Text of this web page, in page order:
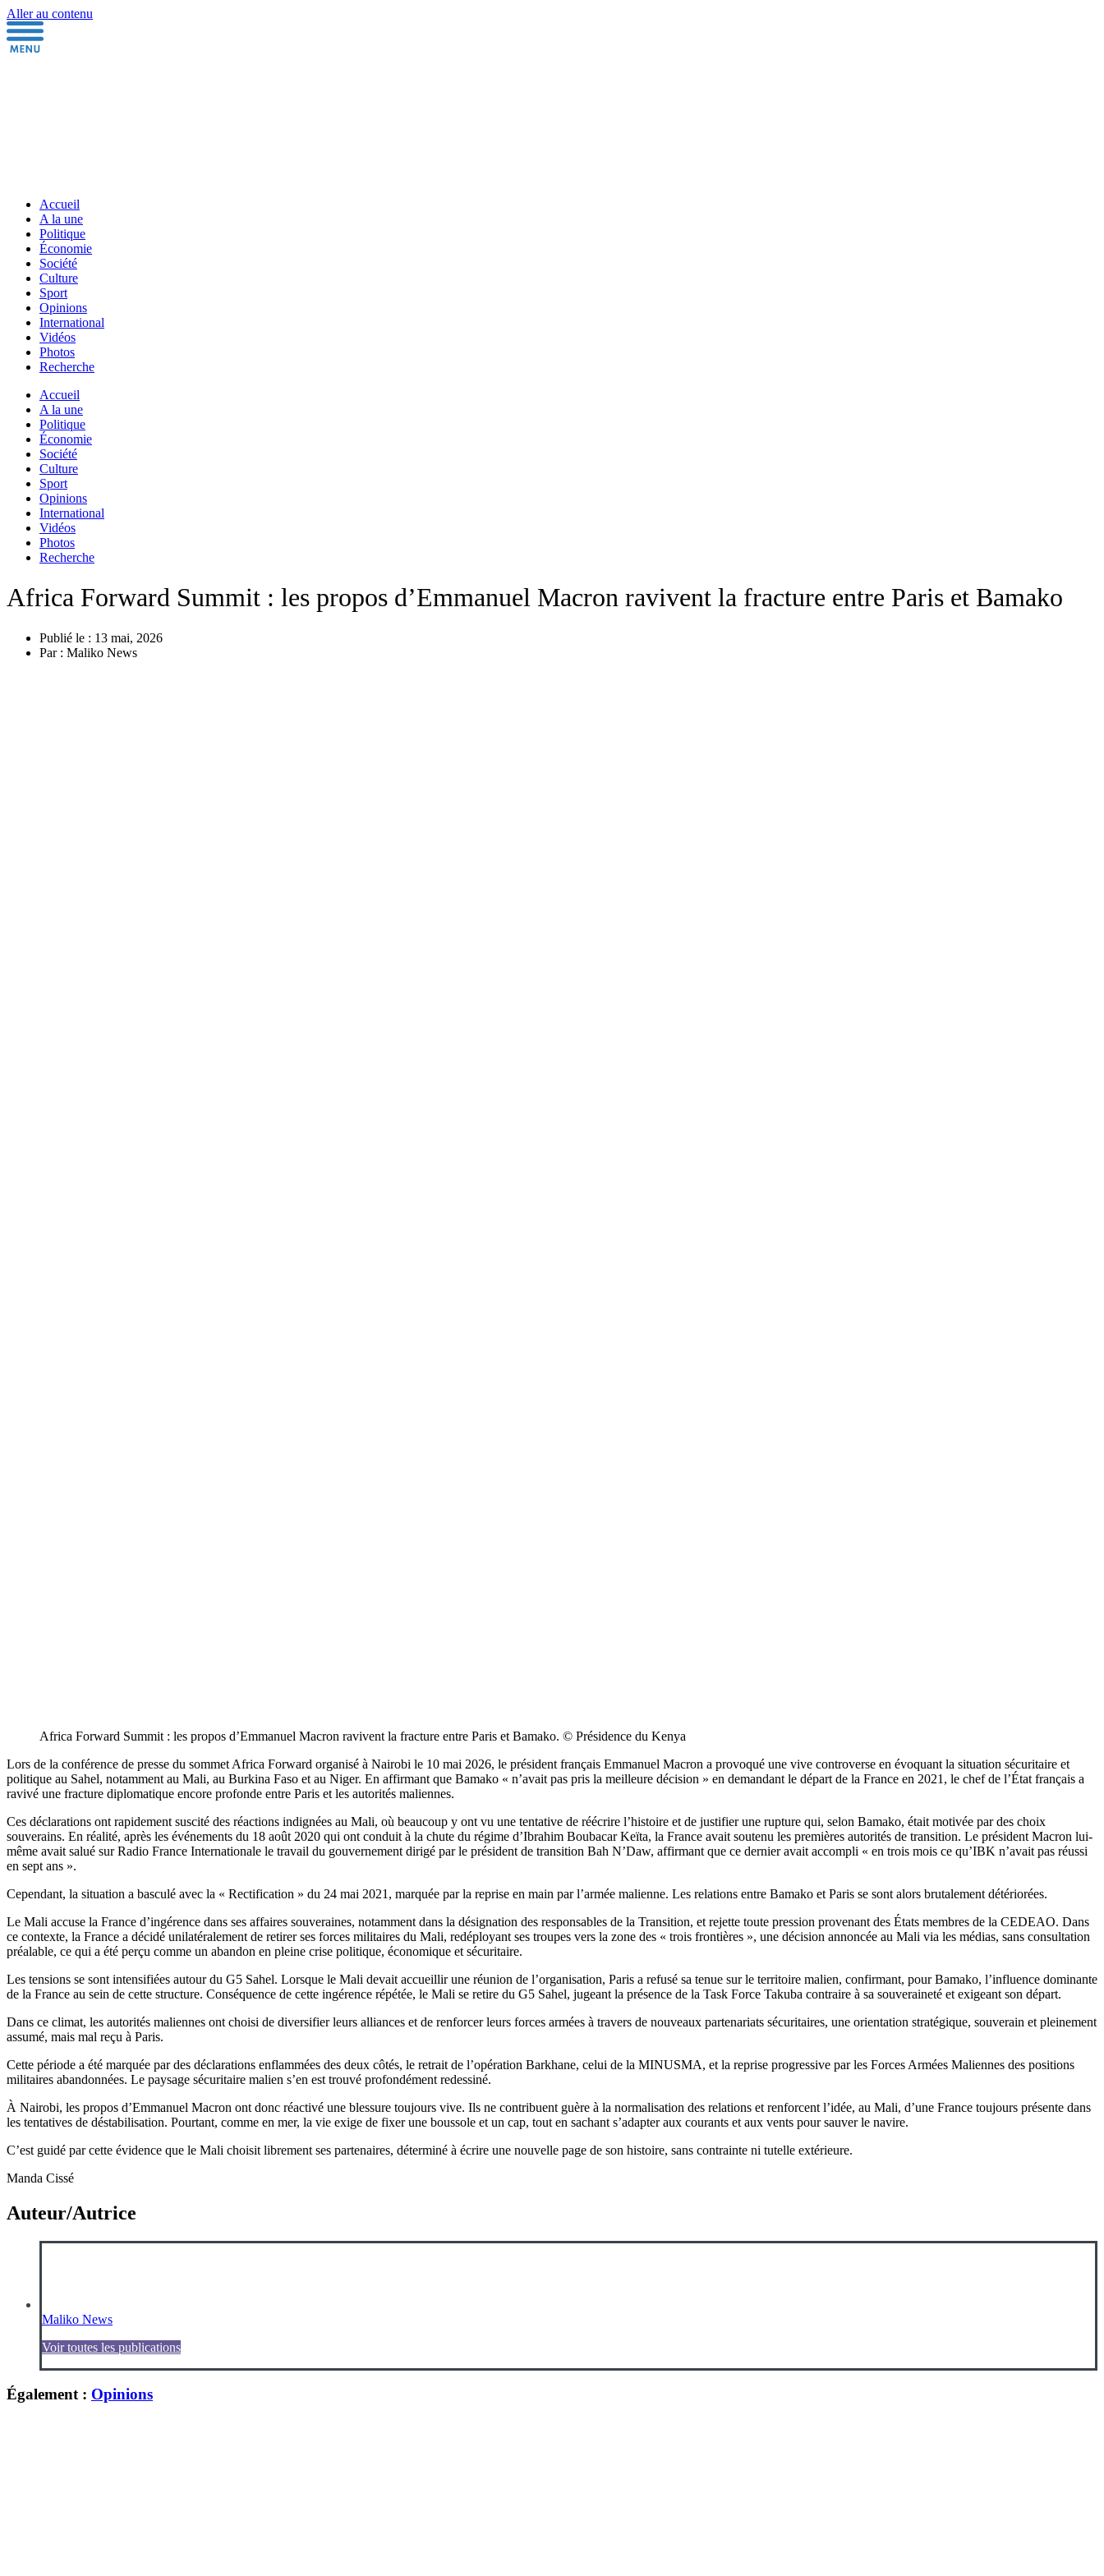
Aller au contenu
Accueil
A la une
Politique
Économie
Société
Culture
Sport
Opinions
International
Vidéos
Photos
Recherche
Accueil
A la une
Politique
Économie
Société
Culture
Sport
Opinions
International
Vidéos
Photos
Recherche
Africa Forward Summit : les propos d’Emmanuel Macron ravivent la fracture entre Paris et Bamako
Publié le : 13 mai, 2026
Par : Maliko News
Africa Forward Summit : les propos d’Emmanuel Macron ravivent la fracture entre Paris et Bamako. © Présidence du Kenya
Lors de la conférence de presse du sommet Africa Forward organisé à Nairobi le 10 mai 2026, le président français Emmanuel Macron a provoqué une vive controverse en évoquant la situation sécuritaire et
politique au Sahel, notamment au Mali, au Burkina Faso et au Niger. En affirmant que Bamako « n’avait pas pris la meilleure décision » en demandant le départ de la France en 2021, le chef de l’État français a
ravivé une fracture diplomatique encore profonde entre Paris et les autorités maliennes.
Ces déclarations ont rapidement suscité des réactions indignées au Mali, où beaucoup y ont vu une tentative de réécrire l’histoire et de justifier une rupture qui, selon Bamako, était motivée par des choix
souverains. En réalité, après les événements du 18 août 2020 qui ont conduit à la chute du régime d’Ibrahim Boubacar Keïta, la France avait soutenu les premières autorités de transition. Le président Macron lui-
même avait salué sur Radio France Internationale le travail du gouvernement dirigé par le président de transition Bah N’Daw, affirmant que ce dernier avait accompli « en trois mois ce qu’IBK n’avait pas réussi
en sept ans ».
Cependant, la situation a basculé avec la « Rectification » du 24 mai 2021, marquée par la reprise en main par l’armée malienne. Les relations entre Bamako et Paris se sont alors brutalement détériorées.
Le Mali accuse la France d’ingérence dans ses affaires souveraines, notamment dans la désignation des responsables de la Transition, et rejette toute pression provenant des États membres de la CEDEAO. Dans
ce contexte, la France a décidé unilatéralement de retirer ses forces militaires du Mali, redéployant ses troupes vers la zone des « trois frontières », une décision annoncée au Mali via les médias, sans consultation
préalable, ce qui a été perçu comme un abandon en pleine crise politique, économique et sécuritaire.
Les tensions se sont intensifiées autour du G5 Sahel. Lorsque le Mali devait accueillir une réunion de l’organisation, Paris a refusé sa tenue sur le territoire malien, confirmant, pour Bamako, l’influence dominante
de la France au sein de cette structure. Conséquence de cette ingérence répétée, le Mali se retire du G5 Sahel, jugeant la présence de la Task Force Takuba contraire à sa souveraineté et exigeant son départ.
Dans ce climat, les autorités maliennes ont choisi de diversifier leurs alliances et de renforcer leurs forces armées à travers de nouveaux partenariats sécuritaires, une orientation stratégique, souverain et pleinement
assumé, mais mal reçu à Paris.
Cette période a été marquée par des déclarations enflammées des deux côtés, le retrait de l’opération Barkhane, celui de la MINUSMA, et la reprise progressive par les Forces Armées Maliennes des positions
militaires abandonnées. Le paysage sécuritaire malien s’en est trouvé profondément redessiné.
À Nairobi, les propos d’Emmanuel Macron ont donc réactivé une blessure toujours vive. Ils ne contribuent guère à la normalisation des relations et renforcent l’idée, au Mali, d’une France toujours présente dans
les tentatives de déstabilisation. Pourtant, comme en mer, la vie exige de fixer une boussole et un cap, tout en sachant s’adapter aux courants et aux vents pour sauver le navire.
C’est guidé par cette évidence que le Mali choisit librement ses partenaires, déterminé à écrire une nouvelle page de son histoire, sans contrainte ni tutelle extérieure.
Manda Cissé
Auteur/Autrice
Maliko News
Voir toutes les publications
Également : Opinions